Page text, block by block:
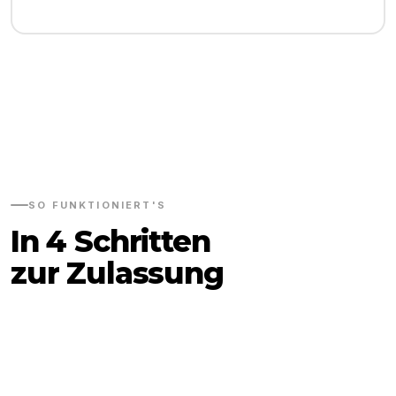
SO FUNKTIONIERT'S
In 4 Schritten
zur Zulassung